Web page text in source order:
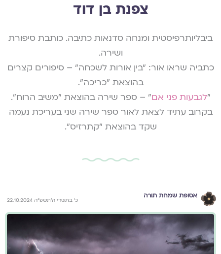
צפנת בן דוד
ביבליותרפיסטית ומנחה סדנאות כתיבה. כותבת סיפורת
ושירה.
כתביה שראו אור: "בין אורות לשכחה" – סיפורים קצרים
בהוצאת "כריכה".
"לגבעות פני אם" – ספר שירה בהוצאת "משיב הרוח".
בקרוב עתיד לצאת לאור ספר שירה שני בעריכת נעמה
שקד בהוצאת "קתרזיס".
אסופת שמחת תורה
כ׳ בתשרי ה׳תשפ״ה 22.10.2024